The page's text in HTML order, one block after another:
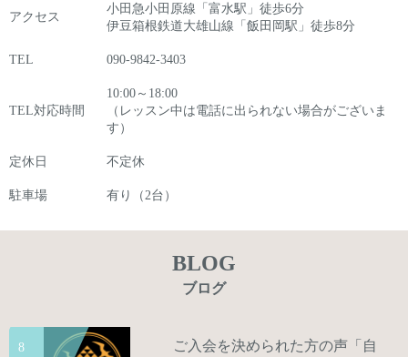
アクセス
小田急小田原線「富水駅」徒歩6分
伊豆箱根鉄道大雄山線「飯田岡駅」徒歩8分
TEL 090-9842-3403
TEL対応時間
10:00～18:00
（レッスン中は電話に出られない場合がございま
す）
定休日 不定休
駐車場 有り（2台）
BLOG
ブログ
8
ご入会を決められた方の声「自